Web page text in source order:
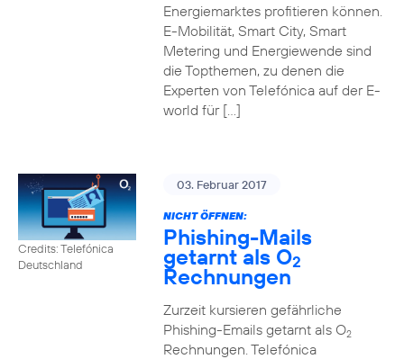
Energiemarktes profitieren können.
E-Mobilität, Smart City, Smart
Metering und Energiewende sind
die Topthemen, zu denen die
Experten von Telefónica auf der E-
world für […]
Credits: Telefónica
Deutschland
03. Februar 2017
NICHT ÖFFNEN:
Phishing-Mails
getarnt als O2
Rechnungen
Zurzeit kursieren gefährliche
Phishing-Emails getarnt als O2
Rechnungen. Telefónica